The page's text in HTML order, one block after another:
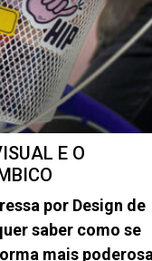
E O
por Design de
saber como se
mais